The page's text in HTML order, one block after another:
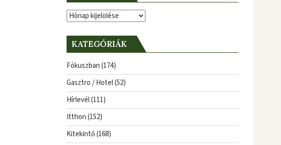
Archívum
KATEGÓRIÁK
Fókuszban(174)
Gasztro / Hotel(52)
Hírlevél(111)
Itthon(152)
Kitekintő(168)